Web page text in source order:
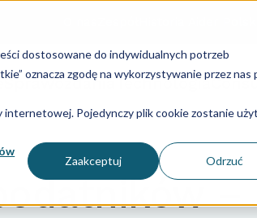
dostosowane do indywidualnych potrzeb
oznacza zgodę na wykorzystywanie przez nas
internetowej. Pojedynczy plik cookie zostanie
Zaakceptuj Odrzuć
Sprawozdania Technologia
–